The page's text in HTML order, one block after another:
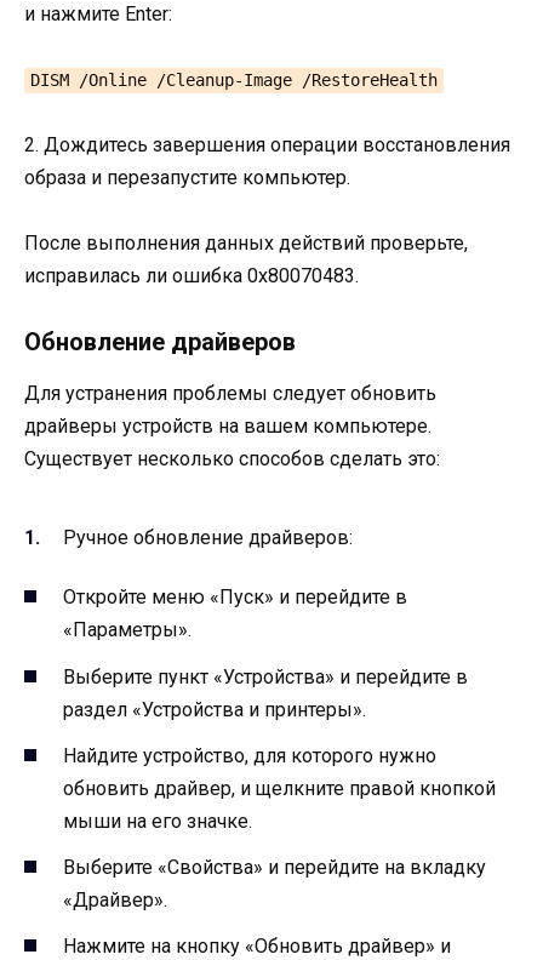
и нажмите Enter:
DISM /Online /Cleanup-Image /RestoreHealth
2. Дождитесь завершения операции восстановления
образа и перезапустите компьютер.
После выполнения данных действий проверьте,
исправилась ли ошибка 0x80070483.
Обновление драйверов
Для устранения проблемы следует обновить
драйверы устройств на вашем компьютере.
Существует несколько способов сделать это:
Ручное обновление драйверов:
Откройте меню «Пуск» и перейдите в
«Параметры».
Выберите пункт «Устройства» и перейдите в
раздел «Устройства и принтеры».
Найдите устройство, для которого нужно
обновить драйвер, и щелкните правой кнопкой
мыши на его значке.
Выберите «Свойства» и перейдите на вкладку
«Драйвер».
Нажмите на кнопку «Обновить драйвер» и